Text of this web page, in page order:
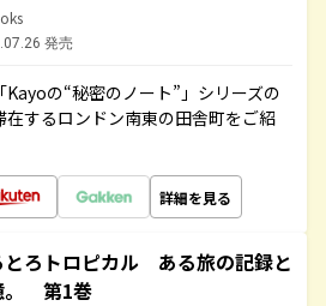
発売
の“秘密のノート”」シリーズの
するロンドン南東の田舎町をご紹
詳細を見る
とろトロピカル ある旅の記録と
。 第1巻